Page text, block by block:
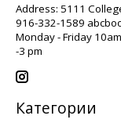
Address: 5111
916-332-1589
Monday - Friday
-3 pm
Категории